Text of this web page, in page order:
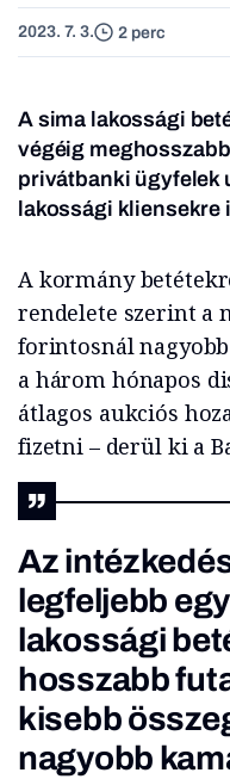
2023. 7. 3. 2 perc
A sima lakossági
végéig
privátbanki ügyfelek
lakossági kliensekre
A kormány
rendelete szerint a
forintosnál
a három hónapos
átlagos aukciós
fizetni – derül ki a
Az
legfeljebb
lakossági
hosszabb
kisebb
nagyobb